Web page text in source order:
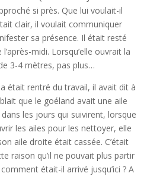
si près. Que lui voulait-il
clair, il voulait communiquer
sa présence. Il était resté
midi. Lorsqu’elle ouvrait la
3-4 mètres, pas plus…
était rentré du travail, il avait dit à
que le goéland avait une aile
les jours qui suivirent, lorsque
les ailes pour les nettoyer, elle
aile droite était cassée. C’était
raison qu’il ne pouvait plus partir
était-il arrivé jusqu’ici ? A